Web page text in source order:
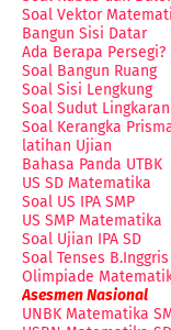
Soal Vektor
Bangun Sisi Datar
Ada Berapa Persegi?
Soal Bangun Ruang
Soal Sisi Lengkung
Soal Sudut Lingkaran
Soal Kerangka
latihan Ujian
Bahasa Panda UTBK
US SD Matematika
Soal US IPA SMP
US SMP Matematika
Soal Ujian IPA SD
Soal Tenses B.Inggris
Olimpiade
Asesmen Nasional
UNBK Matematika